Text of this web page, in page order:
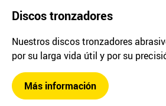
Discos tronzadores
Nuestros discos tronzadores
por su larga vida útil y por su
Más información